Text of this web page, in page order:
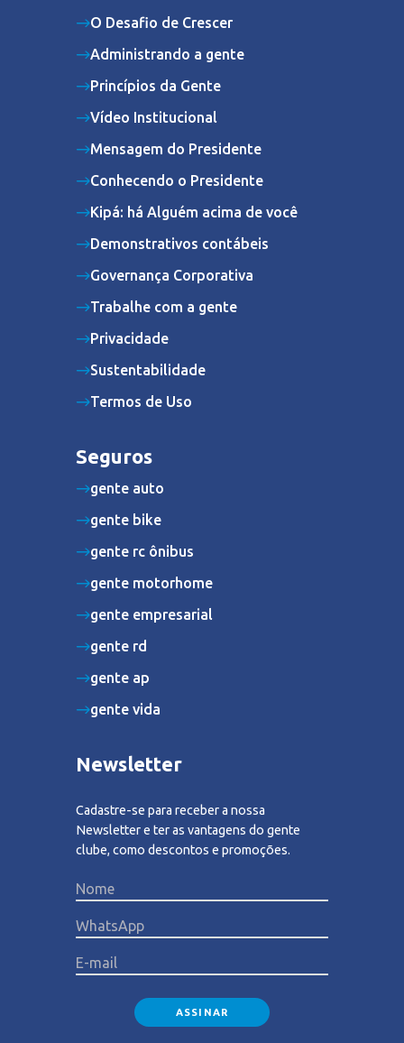
O Desafio de Crescer
Administrando a gente
Princípios da Gente
Vídeo Institucional
Mensagem do Presidente
Conhecendo o Presidente
Kipá: há Alguém acima de você
Demonstrativos contábeis
Governança Corporativa
Trabalhe com a gente
Privacidade
Sustentabilidade
Termos de Uso
Seguros
gente auto
gente bike
gente rc ônibus
gente motorhome
gente empresarial
gente rd
gente ap
gente vida
Newsletter
Cadastre-se para receber a nossa
Newsletter e ter as vantagens do gente
clube, como descontos e promoções.